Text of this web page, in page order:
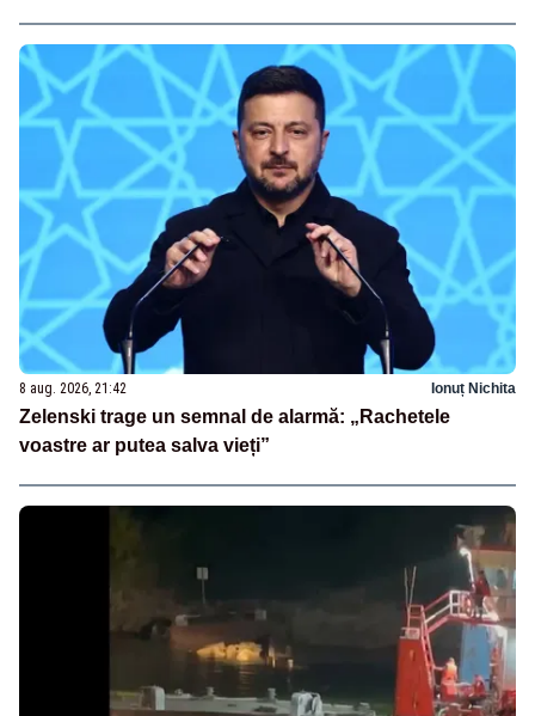
8 aug. 2026, 21:42 Ionuț Nichita
Zelenski trage un semnal de alarmă: „Rachetele
voastre ar putea salva vieți”